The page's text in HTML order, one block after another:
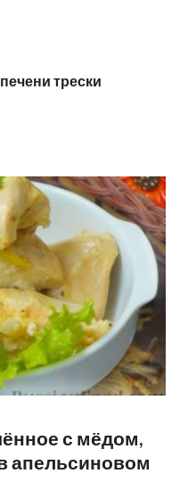
трески
с мёдом,
апельсиновом